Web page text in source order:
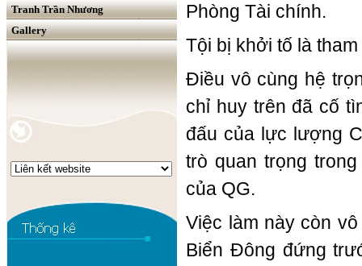
Tranh Trần Nhương
Gallery
Phòng Tài chính.
Tội bị khởi tố là
Điều vô cùng hệ
chỉ huy trên đã cố
đấu của lực lượng
trò quan trọng
của QG.
Việc làm này còn
Biển Đông đứng